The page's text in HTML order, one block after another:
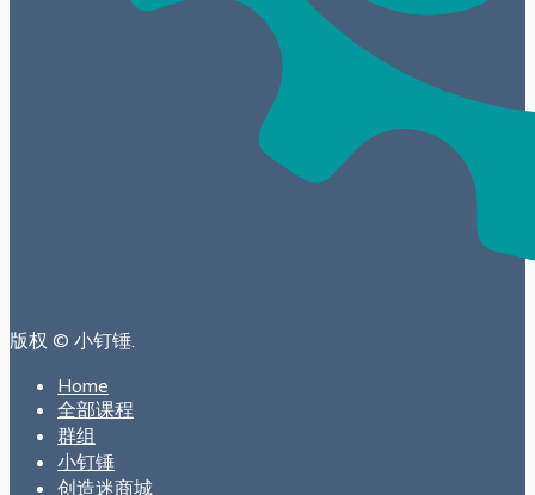
版权 © 小钉锤.
Home
全部课程
群组
小钉锤
创造迷商城